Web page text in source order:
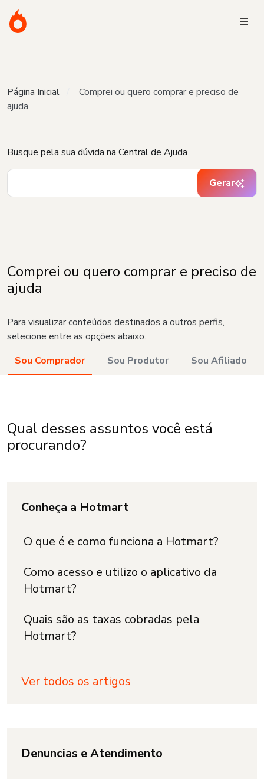
Página Inicial
Comprei ou quero comprar e preciso de
ajuda
Busque pela sua dúvida na Central de Ajuda
Gerar
Comprei ou quero comprar e preciso de
ajuda
Para visualizar conteúdos destinados a outros perfis,
selecione entre as opções abaixo.
Sou Comprador
Sou Produtor Sou Afiliado
Qual desses assuntos você está
procurando?
Conheça a Hotmart
O que é e como funciona a Hotmart?
Como acesso e utilizo o aplicativo da
Hotmart?
Quais são as taxas cobradas pela
Hotmart?
Ver todos os artigos
Denuncias e Atendimento